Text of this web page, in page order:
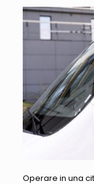
Operare in una